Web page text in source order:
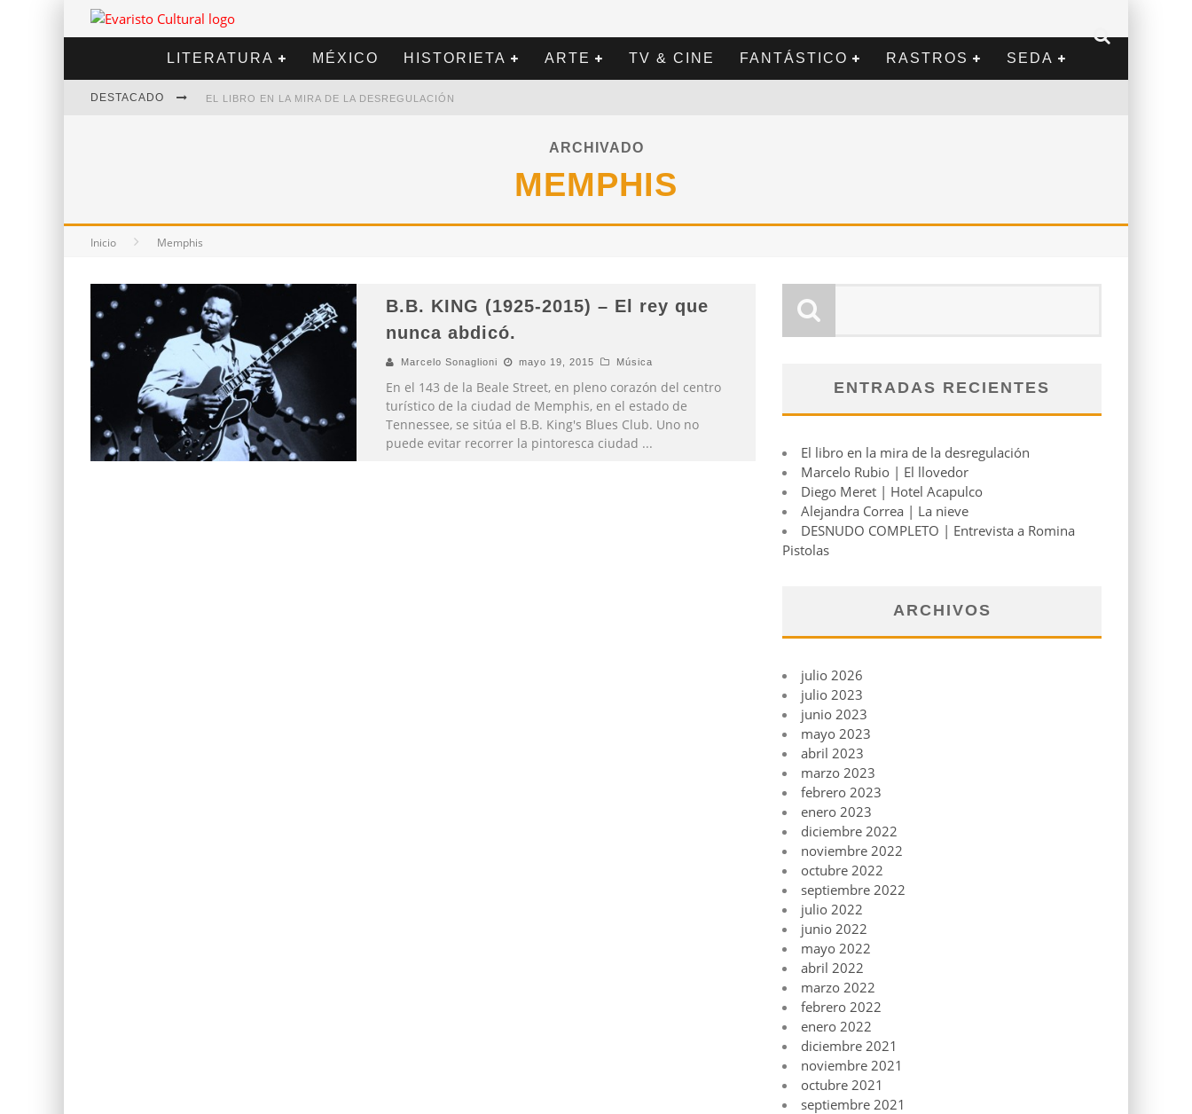
LITERATURA MÉXICO HISTORIETA ARTE TV & CINE FANTÁSTICO RASTROS SEDA
DESTACADO EL LIBRO EN LA MIRA DE LA DESREGULACIÓN
ARCHIVADO
MEMPHIS
Inicio Memphis
B.B. KING (1925-2015) – El rey que
nunca abdicó.
Marcelo Sonaglioni mayo 19, 2015 Música
En el 143 de la Beale Street, en pleno corazón del centro
turístico de la ciudad de Memphis, en el estado de
Tennessee, se sitúa el B.B. King's Blues Club. Uno no
puede evitar recorrer la pintoresca ciudad ...
ENTRADAS RECIENTES
El libro en la mira de la desregulación
Marcelo Rubio | El llovedor
Diego Meret | Hotel Acapulco
Alejandra Correa | La nieve
DESNUDO COMPLETO | Entrevista a Romina
Pistolas
ARCHIVOS
julio 2026
julio 2023
junio 2023
mayo 2023
abril 2023
marzo 2023
febrero 2023
enero 2023
diciembre 2022
noviembre 2022
octubre 2022
septiembre 2022
julio 2022
junio 2022
mayo 2022
abril 2022
marzo 2022
febrero 2022
enero 2022
diciembre 2021
noviembre 2021
octubre 2021
septiembre 2021